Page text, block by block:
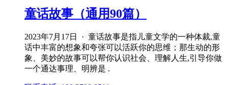
童话故事（通用90篇）
2023年7月17日 · 童话故事是指儿童文学的一种体裁,童
话中丰富的想象和夸张可以活跃你的思维；那生动的形
象、美妙的故事可以帮你认识社会、理解人生,引导你做
一个通达事理、明辨是 .